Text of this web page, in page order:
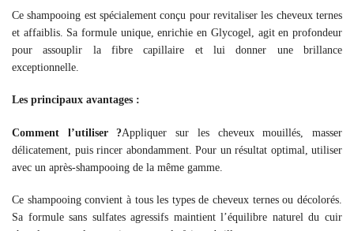
Ce shampooing est spécialement conçu pour revitaliser les cheveux ternes
et affaiblis. Sa formule unique, enrichie en Glycogel, agit en profondeur
pour assouplir la fibre capillaire et lui donner une brillance
exceptionnelle.
Les principaux avantages :
Comment l’utiliser ?Appliquer sur les cheveux mouillés, masser
délicatement, puis rincer abondamment. Pour un résultat optimal, utiliser
avec un après-shampooing de la même gamme.
Ce shampooing convient à tous les types de cheveux ternes ou décolorés.
Sa formule sans sulfates agressifs maintient l’équilibre naturel du cuir